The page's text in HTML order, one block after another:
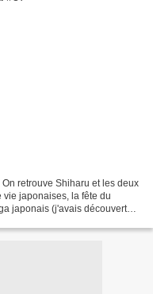
retrouve Shiharu et les deux
japonaises, la fête du
japonais (j'avais découvert